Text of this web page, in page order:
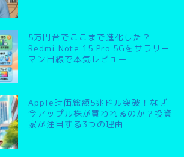
5万円台でここまで進化した？
Redmi Note 15 Pro 5Gをサラリー
マン目線で本気レビュー
Apple時価総額5兆ドル突破！なぜ
今アップル株が買われるのか？投資
家が注目する3つの理由